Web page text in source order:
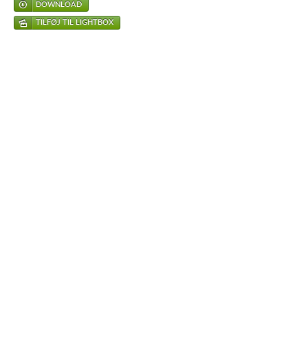
DOWNLOAD
TILFØJ TIL LIGHTBOX